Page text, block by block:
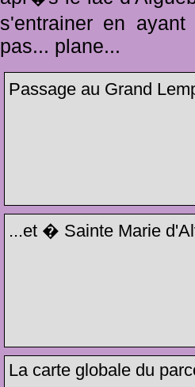
s'entrainer en
pas... plane...
Passage au Grand
...et � Sainte Marie
La carte globale du